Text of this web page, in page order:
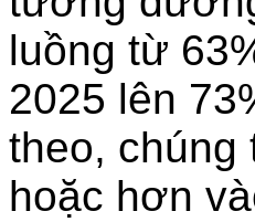
luồng từ
2025 lên
theo, chúng
hoặc hơn